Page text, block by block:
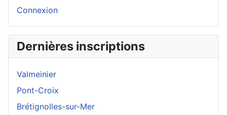
Connexion
Dernières inscriptions
Valmeinier
Pont-Croix
Brétignolles-sur-Mer